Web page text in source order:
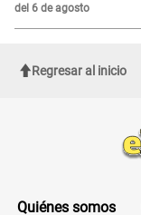
del 6 de agosto
Regresar al inicio
Quiénes somos